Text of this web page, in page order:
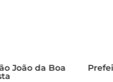
de Vargem Grande